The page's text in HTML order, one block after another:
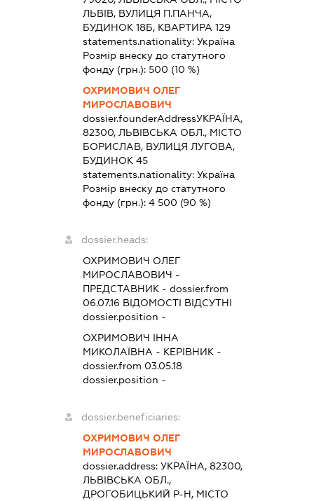
ЛЬВІВ, ВУЛИЦЯ П.ПАНЧА,
БУДИНОК 18Б, КВАРТИРА 129
statements.nationality:Україна
Розмір внеску до статутного
фонду (грн.):500 (10 %)
ОХРИМОВИЧ ОЛЕГ
МИРОСЛАВОВИЧ
dossier.founderAddressУКРАЇНА,
82300, ЛЬВІВСЬКА ОБЛ., МІСТО
БОРИСЛАВ, ВУЛИЦЯ ЛУГОВА,
БУДИНОК 45
statements.nationality:Україна
Розмір внеску до статутного
фонду (грн.):4 500 (90 %)
dossier.heads:
ОХРИМОВИЧ ОЛЕГ
МИРОСЛАВОВИЧ -
ПРЕДСТАВНИК - dossier.from
06.07.16 ВІДОМОСТІ ВІДСУТНІ
dossier.position -
ОХРИМОВИЧ ІННА
МИКОЛАЇВНА - КЕРІВНИК -
dossier.from 03.05.18
dossier.position -
dossier.beneficiaries:
ОХРИМОВИЧ ОЛЕГ
МИРОСЛАВОВИЧ
dossier.address:УКРАЇНА, 82300,
ЛЬВІВСЬКА ОБЛ.,
ДРОГОБИЦЬКИЙ Р-Н, МІСТО